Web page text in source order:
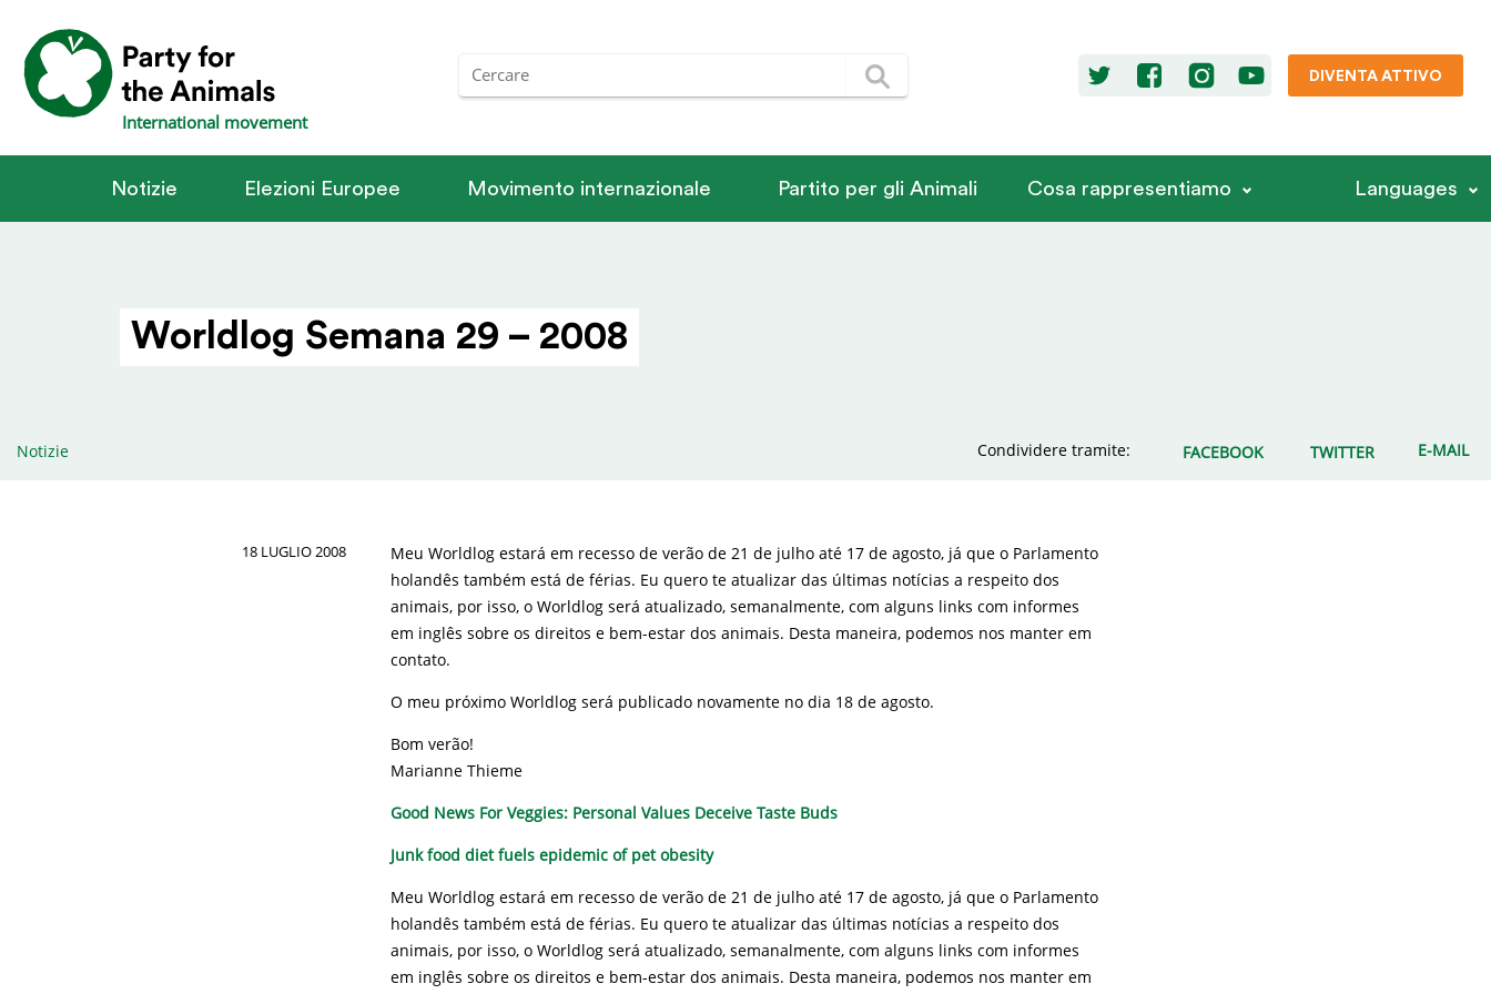
International movement
DIVENTA ATTIVO
Notizie Elezioni Europee Movimento internazionale Partito per gli Animali Cosa rappresentiamo Languages
Worldlog Semana 29 – 2008
Notizie Condividere tramite: FACEBOOK TWITTER E-MAIL
18 LUGLIO 2008
Meu Worldlog estará em recesso de verão de 21 de julho até 17 de agosto, já que o Parlamento
holandês também está de férias. Eu quero te atualizar das últimas notícias a respeito dos
animais, por isso, o Worldlog será atualizado, semanalmente, com alguns links com informes
em inglês sobre os direitos e bem-estar dos animais. Desta maneira, podemos nos manter em
contato.
O meu próximo Worldlog será publicado novamente no dia 18 de agosto.
Bom verão!
Marianne Thieme
Good News For Veggies: Personal Values Deceive Taste Buds
Junk food diet fuels epidemic of pet obesity
Meu Worldlog estará em recesso de verão de 21 de julho até 17 de agosto, já que o Parlamento
holandês também está de férias. Eu quero te atualizar das últimas notícias a respeito dos
animais, por isso, o Worldlog será atualizado, semanalmente, com alguns links com informes
em inglês sobre os direitos e bem-estar dos animais. Desta maneira, podemos nos manter em